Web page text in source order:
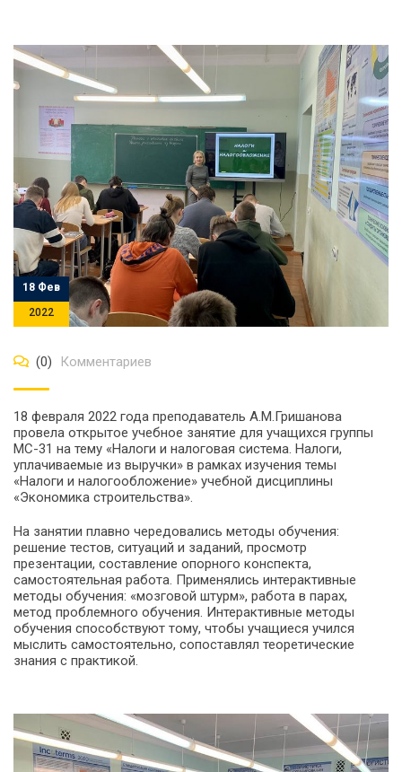
18 Фев
2022
(0) Комментариев
18 февраля 2022 года преподаватель А.М.Гришанова
провела открытое учебное занятие для учащихся группы
МС-31 на тему «Налоги и налоговая система. Налоги,
уплачиваемые из выручки» в рамках изучения темы
«Налоги и налогообложение» учебной дисциплины
«Экономика строительства».
На занятии плавно чередовались методы обучения:
решение тестов, ситуаций и заданий, просмотр
презентации, составление опорного конспекта,
самостоятельная работа. Применялись интерактивные
методы обучения: «мозговой штурм», работа в парах,
метод проблемного обучения. Интерактивные методы
обучения способствуют тому, чтобы учащиеся учился
мыслить самостоятельно, сопоставлял теоретические
знания с практикой.